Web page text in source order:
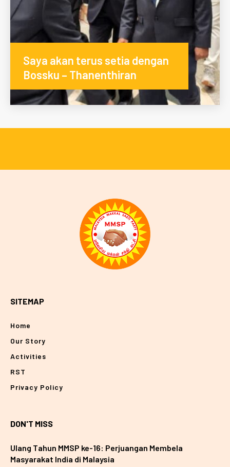
Saya akan terus setia dengan
Bossku – Thanenthiran
SITEMAP
Home
Our Story
Activities
RST
Privacy Policy
DON'T MISS
Ulang Tahun MMSP ke-16: Perjuangan Membela
Masyarakat India di Malaysia